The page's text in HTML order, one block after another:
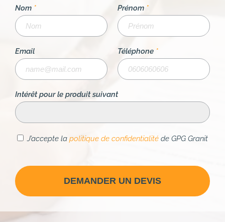
Nom * Prénom *
Email Téléphone *
Intérêt pour le produit suivant
J’accepte la politique de confidentialité de GPG Granit
DEMANDER UN DEVIS